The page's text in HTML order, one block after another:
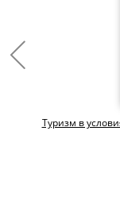
Туризм в